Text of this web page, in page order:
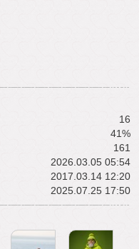
16
41%
161
2026.03.05 05:54
2017.03.14 12:20
2025.07.25 17:50